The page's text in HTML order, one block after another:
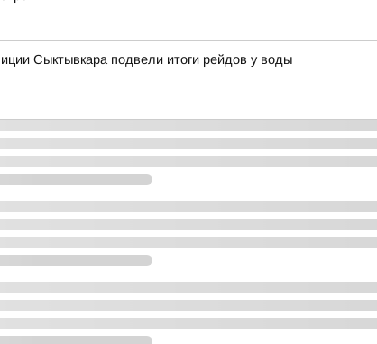
Сыктывкара подвели итоги рейдов у воды